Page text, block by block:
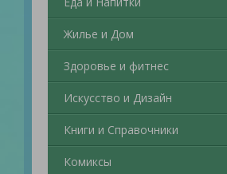
Жилье и Дом
Здоровье и фитнес
Искусство и Дизайн
Книги и Справочники
Комиксы